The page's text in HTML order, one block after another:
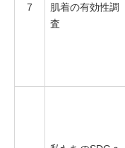
7
肌着の有効性調
査